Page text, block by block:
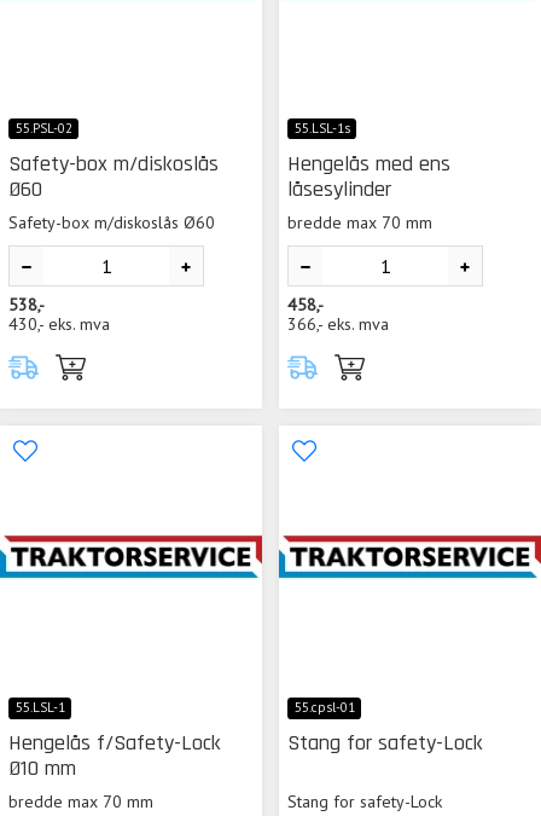
55.PSL-02
Safety-box m/diskoslås
Ø60
Safety-box m/diskoslås Ø60
538,-
430,- eks. mva
55.LSL-1s
Hengelås med ens
låsesylinder
bredde max 70 mm
458,-
366,- eks. mva
55.LSL-1
Hengelås f/Safety-Lock
Ø10 mm
bredde max 70 mm
55.cpsl-01
Stang for safety-Lock
Stang for safety-Lock